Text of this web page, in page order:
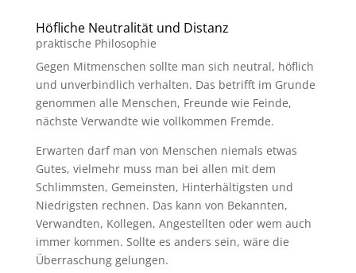
Höfliche Neutralität und Distanz
praktische Philosophie
Gegen Mitmenschen sollte man sich neutral, höflich
und unverbindlich verhalten. Das betrifft im Grunde
genommen alle Menschen, Freunde wie Feinde,
nächste Verwandte wie vollkommen Fremde.
Erwarten darf man von Menschen niemals etwas
Gutes, vielmehr muss man bei allen mit dem
Schlimmsten, Gemeinsten, Hinterhältigsten und
Niedrigsten rechnen. Das kann von Bekannten,
Verwandten, Kollegen, Angestellten oder wem auch
immer kommen. Sollte es anders sein, wäre die
Überraschung gelungen.